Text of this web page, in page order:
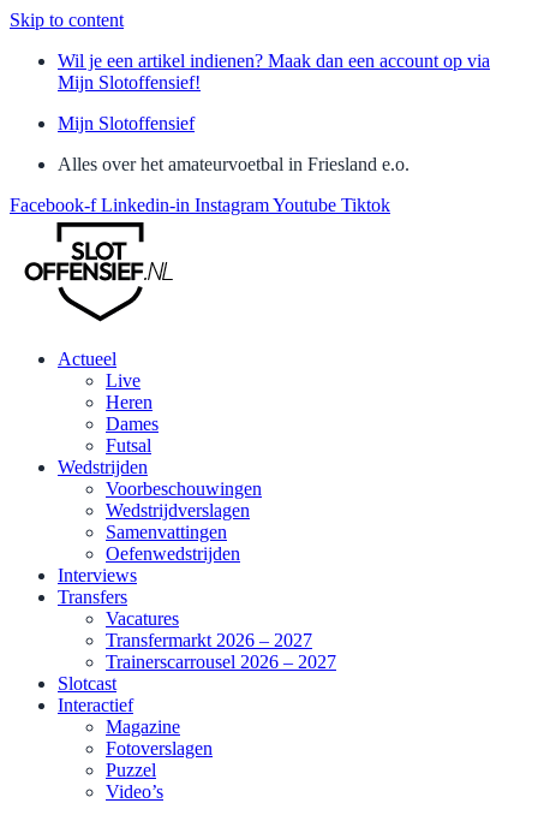
Skip to content
Wil je een artikel indienen? Maak dan een account op via
Mijn Slotoffensief!
Mijn Slotoffensief
Alles over het amateurvoetbal in Friesland e.o.
Facebook-f Linkedin-in InstagramYoutube Tiktok
Actueel
Live
Heren
Dames
Futsal
Wedstrijden
Voorbeschouwingen
Wedstrijdverslagen
Samenvattingen
Oefenwedstrijden
Interviews
Transfers
Vacatures
Transfermarkt 2026 – 2027
Trainerscarrousel 2026 – 2027
Slotcast
Interactief
Magazine
Fotoverslagen
Puzzel
Video’s